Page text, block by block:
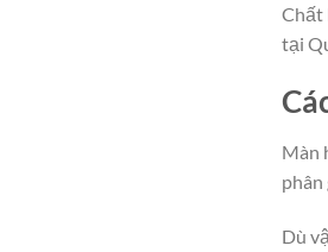
Chất
tại
Màn
Dù